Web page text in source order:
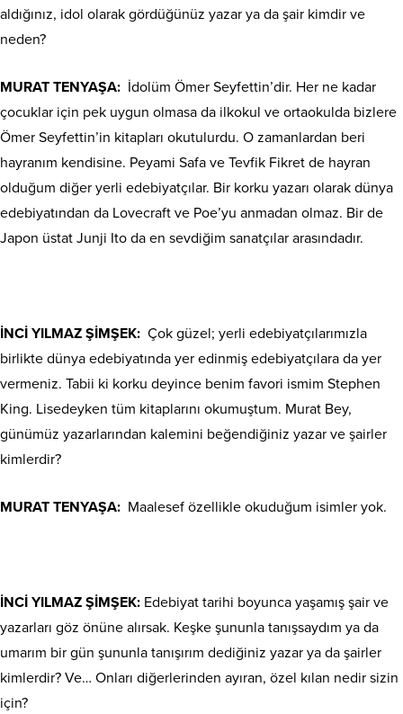
aldığınız, idol olarak gördüğünüz yazar ya da şair kimdir ve
neden?
MURAT TENYAŞA: İdolüm Ömer Seyfettin’dir. Her ne kadar
çocuklar için pek uygun olmasa da ilkokul ve ortaokulda bizlere
Ömer Seyfettin’in kitapları okutulurdu. O zamanlardan beri
hayranım kendisine. Peyami Safa ve Tevfik Fikret de hayran
olduğum diğer yerli edebiyatçılar. Bir korku yazarı olarak dünya
edebiyatından da Lovecraft ve Poe’yu anmadan olmaz. Bir de
Japon üstat Junji Ito da en sevdiğim sanatçılar arasındadır.
İNCİ YILMAZ ŞİMŞEK: Çok güzel; yerli edebiyatçılarımızla
birlikte dünya edebiyatında yer edinmiş edebiyatçılara da yer
vermeniz. Tabii ki korku deyince benim favori ismim Stephen
King. Lisedeyken tüm kitaplarını okumuştum. Murat Bey,
günümüz yazarlarından kalemini beğendiğiniz yazar ve şairler
kimlerdir?
MURAT TENYAŞA: Maalesef özellikle okuduğum isimler yok.
İNCİ YILMAZ ŞİMŞEK: Edebiyat tarihi boyunca yaşamış şair ve
yazarları göz önüne alırsak. Keşke şununla tanışsaydım ya da
umarım bir gün şununla tanışırım dediğiniz yazar ya da şairler
kimlerdir? Ve… Onları diğerlerinden ayıran, özel kılan nedir sizin
için?